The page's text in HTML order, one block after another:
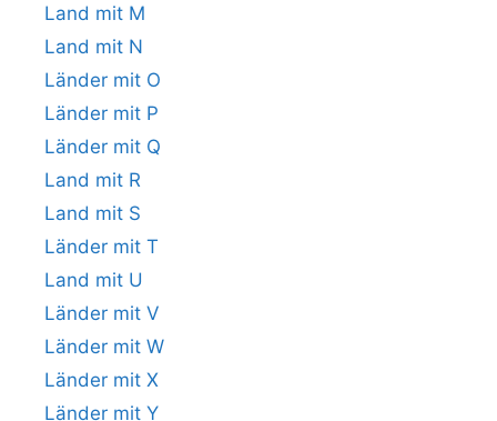
Land mit M
Land mit N
Länder mit O
Länder mit P
Länder mit Q
Land mit R
Land mit S
Länder mit T
Land mit U
Länder mit V
Länder mit W
Länder mit X
Länder mit Y